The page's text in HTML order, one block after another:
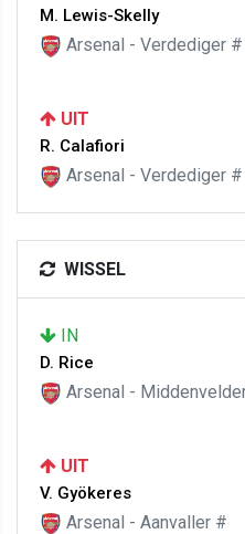
M. Lewis-Skelly
Arsenal - Verdediger #
UIT
R. Calafiori
Arsenal - Verdediger #
WISSEL
IN
D. Rice
Arsenal -
UIT
V. Gyökeres
Arsenal - Aanvaller #